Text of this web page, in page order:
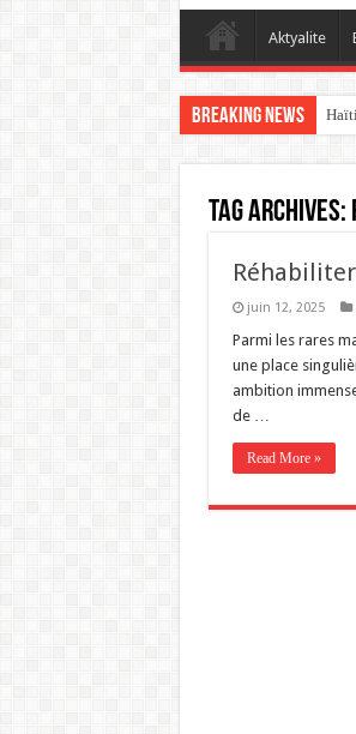
Aktyalite
Breaking News
Tag Archives:
juin 12, 2025
Parmi les rares
une place
ambition
de …
Read More »